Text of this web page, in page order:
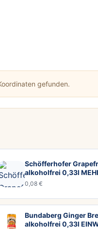
gefunden.
Schöfferhofer
alkoholfrei 0,33l
0,08 €
Bundaberg Ginger
alkoholfrei 0,33l